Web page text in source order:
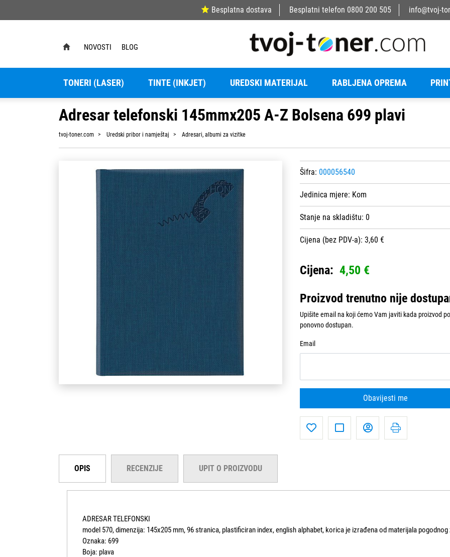
Besplatna dostava Besplatni telefon 0800 200 505 info@tvoj-
NOVOSTI BLOG
TONERI (LASER) TINTE (INKJET) UREDSKI MATERIJAL RABLJENA OPREMA
Adresar telefonski 145mmx205 A-Z Bolsena 699 plavi
tvoj-toner.com Uredski pribor i namještaj Adresari, albumi za vizitke
Šifra: 000056540
Jedinica mjere: Kom
Stanje na skladištu: 0
Cijena (bez PDV-a): 3,60 €
Cijena: 4,50 €
Proizvod trenutno nije
Upišite email na koji ćemo Vam javiti kada proizvod
ponovno dostupan.
Email
Obavijesti me
OPIS RECENZIJE UPIT O PROIZVODU
ADRESAR TELEFONSKI
model 570, dimenzija: 145x205 mm, 96 stranica, plastificiran index, english alphabet, korica je izrađena od materijala pogodnog
Oznaka: 699
Boja: plava